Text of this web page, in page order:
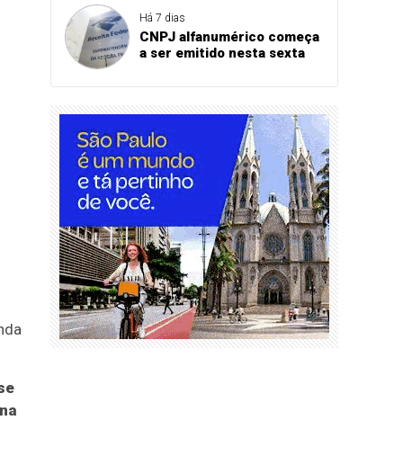
Há 7 dias
CNPJ alfanumérico começa
a ser emitido nesta sexta